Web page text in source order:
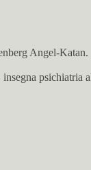
Angel-Katan.
psichiatria